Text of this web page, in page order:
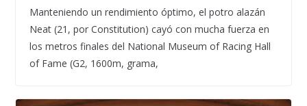
Manteniendo un rendimiento óptimo, el potro alazán
Neat (21, por Constitution) cayó con mucha fuerza en
los metros finales del National Museum of Racing Hall
of Fame (G2, 1600m, grama,